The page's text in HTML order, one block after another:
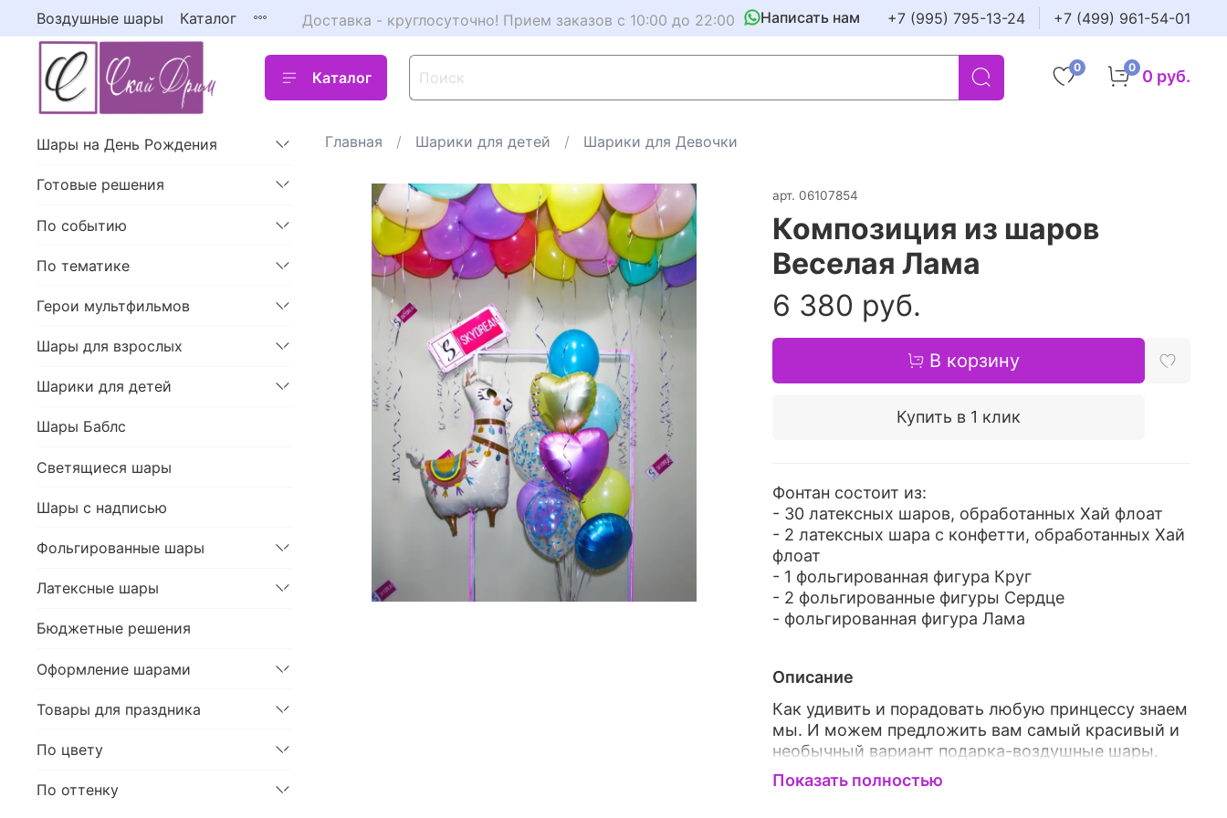
Воздушные шары Каталог Доставка - круглосуточно! Прием заказов с 10:00 до 22:00 Написать нам +7 (995) 795-13-24 +7 (499) 961-54-01
Каталог
0 0 0 руб.
Главная Шарики для детей Шарики для Девочки
арт. 06107854
Композиция из шаров
Веселая Лама
6 380 руб.
В корзину
Купить в 1 клик
Фонтан состоит из:
- 30 латексных шаров, обработанных Хай флоат
- 2 латексных шара с конфетти, обработанных Хай
флоат
- 1 фольгированная фигура Круг
- 2 фольгированные фигуры Сердце
- фольгированная фигура Лама
Описание
Как удивить и порадовать любую принцессу знаем
мы. И можем предложить вам самый красивый и
необычный вариант подарка-воздушные шары.
Такому набору обрадуется даже самая капризная
из принцесс. И он точно сможет её порадовать и
Показать полностью
Шары на День Рождения
Готовые решения
По событию
По тематике
Герои мультфильмов
Шары для взрослых
Шарики для детей
Шары Баблс
Светящиеся шары
Шары с надписью
Фольгированные шары
Латексные шары
Бюджетные решения
Оформление шарами
Товары для праздника
По цвету
По оттенку